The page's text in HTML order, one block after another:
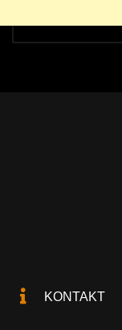
KONTAKT